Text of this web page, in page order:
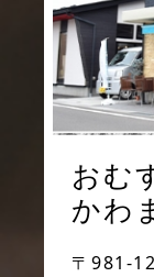
おむ
かわ
〒981-